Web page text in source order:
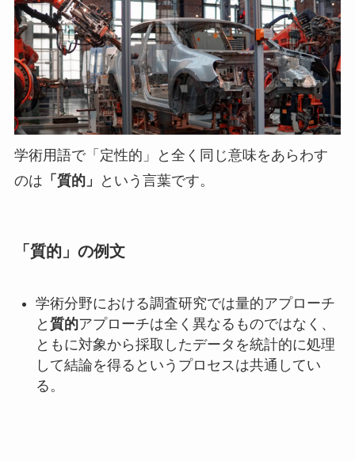
学術用語で「定性的」と全く同じ意味をあらわす
のは 「質的」 という言葉です。
「質的」の例文
学術分野における調査研究では量的アプローチ
と 質的アプローチは全く異なるものではなく、
ともに対象から採取したデータを統計的に処理
して結論を得るというプロセスは共通してい
る。